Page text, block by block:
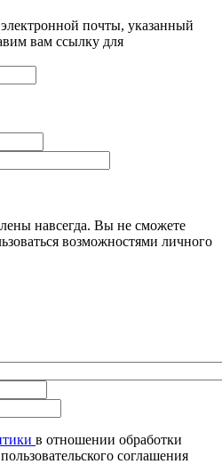
почты, указанный
вам ссылку для
навсегда. Вы не сможете
возможностями личного
в отношении обработки
соглашения